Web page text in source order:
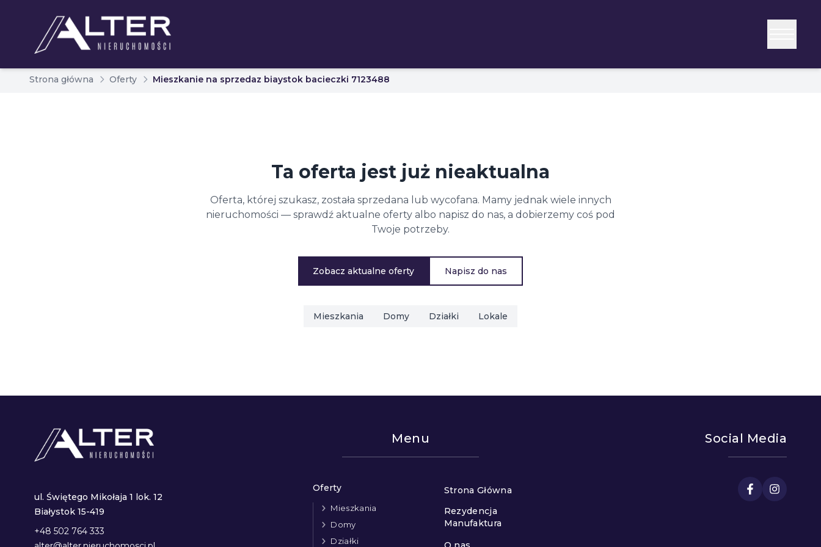
Strona główna Oferty Mieszkanie na sprzedaz biaystok bacieczki 7123488
Ta oferta jest już nieaktualna
Oferta, której szukasz, została sprzedana lub wycofana. Mamy jednak wiele innych
nieruchomości — sprawdź aktualne oferty albo napisz do nas, a dobierzemy coś pod
Twoje potrzeby.
Zobacz aktualne oferty Napisz do nas
Mieszkania Domy Działki Lokale
ul. Świętego Mikołaja 1 lok. 12
Białystok 15-419
+48 502 764 333
Menu
Oferty
Mieszkania
Domy
Działki
Strona Główna
Rezydencja
Manufaktura
Social Media